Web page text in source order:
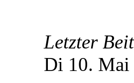
Letzter
Di 10. Mai